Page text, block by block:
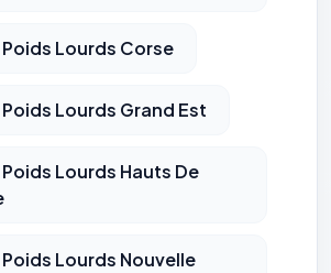
Lourds Corse
Lourds Grand Est
Lourds Hauts De
Lourds Nouvelle